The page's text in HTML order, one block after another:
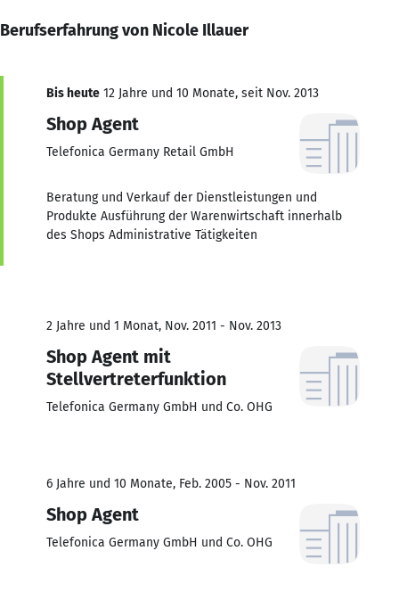
Berufserfahrung von Nicole Illauer
Bis heute 12 Jahre und 10 Monate, seit Nov. 2013
Shop Agent
Telefonica Germany Retail GmbH
Beratung und Verkauf der Dienstleistungen und
Produkte Ausführung der Warenwirtschaft innerhalb
des Shops Administrative Tätigkeiten
2 Jahre und 1 Monat, Nov. 2011 - Nov. 2013
Shop Agent mit
Stellvertreterfunktion
Telefonica Germany GmbH und Co. OHG
6 Jahre und 10 Monate, Feb. 2005 - Nov. 2011
Shop Agent
Telefonica Germany GmbH und Co. OHG